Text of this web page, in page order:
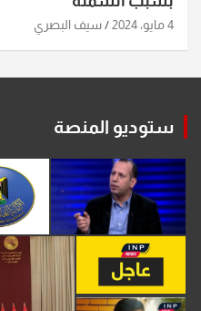
4 مايو، 2024 سيف البصري
ستوديو المنصة